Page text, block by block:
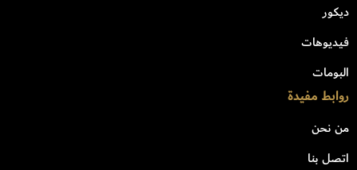
ديكور
فيديوهات
البومات
روابط مفيدة
من نحن
اتصل بنا